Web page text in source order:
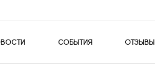
СОБЫТИЯ ОТЗЫВЫ